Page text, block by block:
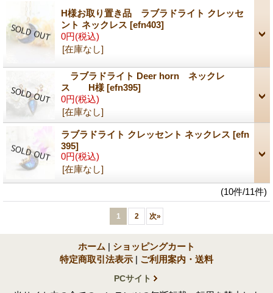
H様お取り置き品 ラブラドライト クレッセ
ント ネックレス [efn403]
0円(税込)
[在庫なし]
ラブラドライト Deer horn ネックレ
ス H様 [efn395]
0円(税込)
[在庫なし]
ラブラドライト クレッセント ネックレス [efn
395]
0円(税込)
[在庫なし]
(10件/11件)
1 2 次»
ホーム | ショッピングカート
特定商取引法表示 | ご利用案内・送料
PCサイト